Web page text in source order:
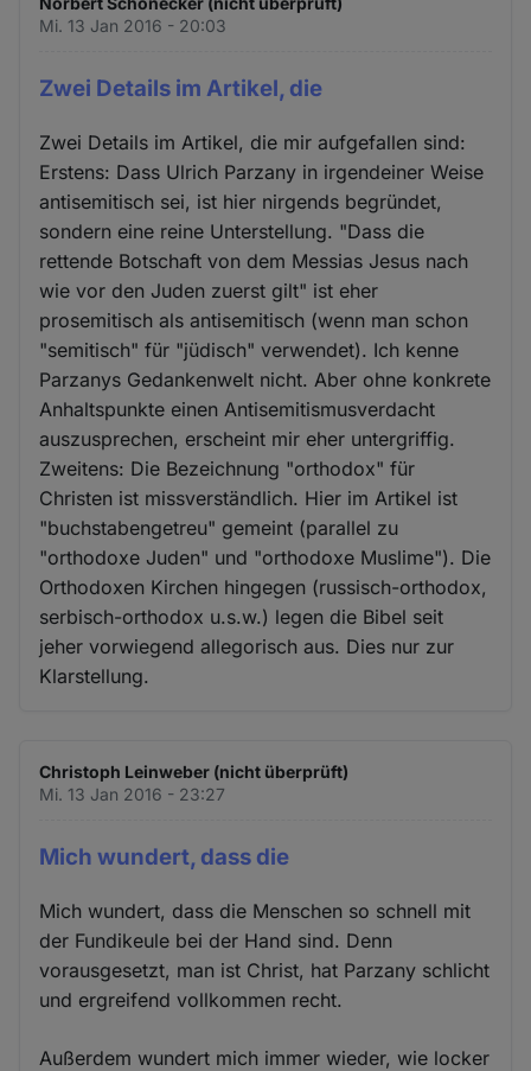
Mi. 13 Jan 2016 - 20:03
Zwei Details im Artikel, die
Zwei Details im Artikel, die mir aufgefallen sind:
Erstens: Dass Ulrich Parzany in irgendeiner Weise
antisemitisch sei, ist hier nirgends begründet,
sondern eine reine Unterstellung. "Dass die
rettende Botschaft von dem Messias Jesus nach
wie vor den Juden zuerst gilt" ist eher
prosemitisch als antisemitisch (wenn man schon
"semitisch" für "jüdisch" verwendet). Ich kenne
Parzanys Gedankenwelt nicht. Aber ohne konkrete
Anhaltspunkte einen Antisemitismusverdacht
auszusprechen, erscheint mir eher untergriffig.
Zweitens: Die Bezeichnung "orthodox" für
Christen ist missverständlich. Hier im Artikel ist
"buchstabengetreu" gemeint (parallel zu
"orthodoxe Juden" und "orthodoxe Muslime"). Die
Orthodoxen Kirchen hingegen (russisch-orthodox,
serbisch-orthodox u.s.w.) legen die Bibel seit
jeher vorwiegend allegorisch aus. Dies nur zur
Klarstellung.
Christoph Leinweber (nicht überprüft)
Mi. 13 Jan 2016 - 23:27
Mich wundert, dass die
Mich wundert, dass die Menschen so schnell mit
der Fundikeule bei der Hand sind. Denn
vorausgesetzt, man ist Christ, hat Parzany schlicht
und ergreifend vollkommen recht.
Außerdem wundert mich immer wieder, wie locker